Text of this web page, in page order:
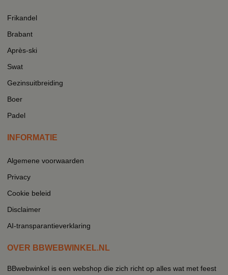
Frikandel
Brabant
Après-ski
Swat
Gezinsuitbreiding
Boer
Padel
INFORMATIE
Algemene voorwaarden
Privacy
Cookie beleid
Disclaimer
AI-transparantieverklaring
OVER BBWEBWINKEL.NL
BBwebwinkel is een webshop die zich richt op alles wat met feest